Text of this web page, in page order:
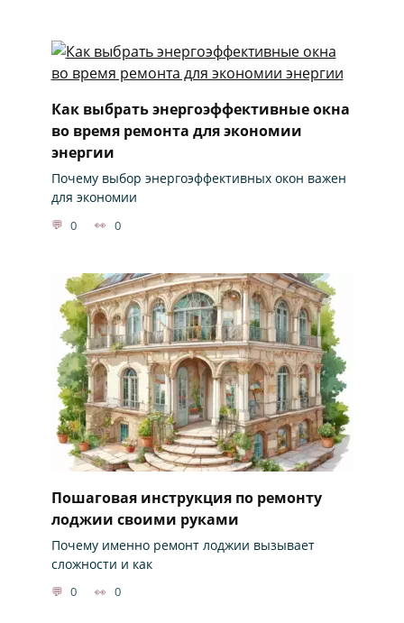
Как выбрать энергоэффективные окна
во время ремонта для экономии
энергии
Почему выбор энергоэффективных окон важен
для экономии
0 0
Пошаговая инструкция по ремонту
лоджии своими руками
Почему именно ремонт лоджии вызывает
сложности и как
0 0